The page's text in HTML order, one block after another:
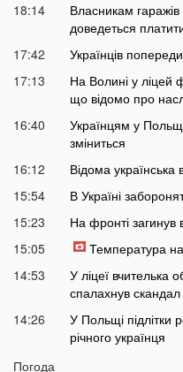
18:14
Власникам
доведеться
17:42
Українців
17:13
На Волині у ліцей
що відомо про
16:40
Українцям у
зміниться
16:12
Відома
15:54
В Україні
15:23
На фронті загинув
15:05
Температура
14:53
У ліцеї вчителька
спалахнув скандал
14:26
У Польщі підлітки
річного українця
14:10
Погода